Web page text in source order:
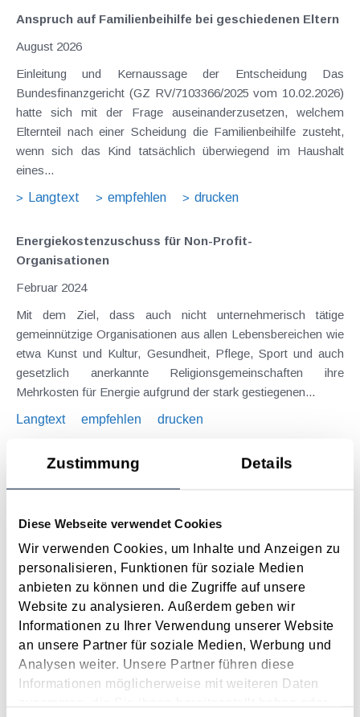
Zustimmung Details
Diese Webseite verwendet Cookies
Wir verwenden Cookies, um Inhalte und Anzeigen zu
personalisieren, Funktionen für soziale Medien
anbieten zu können und die Zugriffe auf unsere
Website zu analysieren. Außerdem geben wir
Informationen zu Ihrer Verwendung unserer Website
an unsere Partner für soziale Medien, Werbung und
Analysen weiter. Unsere Partner führen diese
Informationen möglicherweise mit weiteren Daten
Anspruch auf Familienbeihilfe bei geschiedenen Eltern
August 2026
Einleitung und Kernaussage der Entscheidung Das
Bundesfinanzgericht (GZ RV/7103366/2025 vom 10.02.2026)
hatte sich mit der Frage auseinanderzusetzen, welchem
Elternteil nach einer Scheidung die Familienbeihilfe zusteht,
wenn sich das Kind tatsächlich überwiegend im Haushalt
eines...
Langtext
empfehlen drucken
Energiekostenzuschuss für Non-Profit-
Organisationen
Februar 2024
Mit dem Ziel, dass auch nicht unternehmerisch tätige
gemeinnützige Organisationen aus allen Lebensbereichen wie
etwa Kunst und Kultur, Gesundheit, Pflege, Sport und auch
gesetzlich anerkannte Religionsgemeinschaften ihre
Mehrkosten für Energie aufgrund der stark gestiegenen...
Langtext
empfehlen drucken
Ausweitung der steuerlichen Spendenbegünstigung
Änderungen im Zusammenhang mit der Ausweitung der
steuerlichen Spendenbegünstigung präsentiert. Dabei sollen
die steuerlichen Spendenbegünstigungen sowohl erweitert als
auch maßgeblich vereinfacht werden....
Langtext
empfehlen drucken
Spendenliste - Absetzbare Spenden
Januar 2023